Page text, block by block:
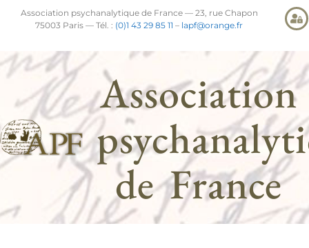
Association psychanalytique de France — 23, rue Chapon
75003 Paris — Tél. : (0)1 43 29 85 11 – lapf@orange.fr
Association
de France